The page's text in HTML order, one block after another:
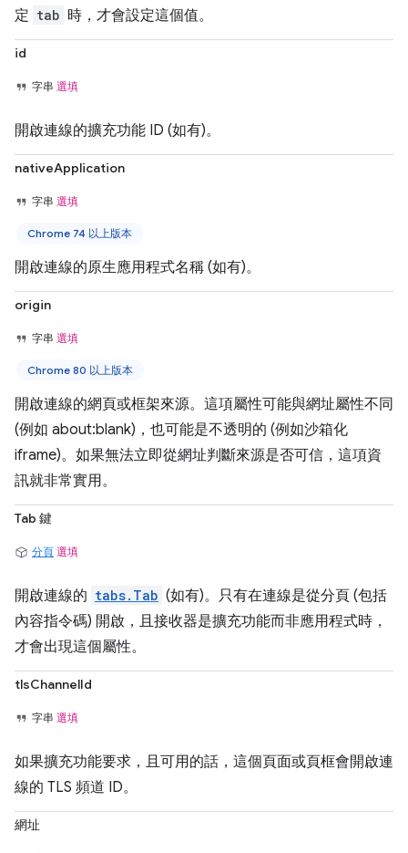
定 tab 時，才會設定這個值。
id
字串 選填
開啟連線的擴充功能 ID (如有)。
nativeApplication
字串 選填
Chrome 74 以上版本
開啟連線的原生應用程式名稱 (如有)。
origin
字串 選填
Chrome 80 以上版本
開啟連線的網頁或框架來源。這項屬性可能與網址屬性不同
(例如 about:blank)，也可能是不透明的 (例如沙箱化
iframe)。如果無法立即從網址判斷來源是否可信，這項資
訊就非常實用。
Tab 鍵
分頁 選填
開啟連線的 tabs.Tab (如有)。只有在連線是從分頁 (包括
內容指令碼) 開啟，且接收器是擴充功能而非應用程式時，
才會出現這個屬性。
tlsChannelId
字串 選填
如果擴充功能要求，且可用的話，這個頁面或頁框會開啟連
線的 TLS 頻道 ID。
網址